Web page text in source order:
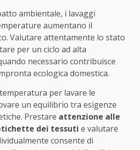
ambientale, i lavaggi
aumentano il
Valutare attentamente lo stato
per un ciclo ad alta
necessario contribuisce
ecologica domestica.
per lavare le
un equilibrio tra esigenze
Prestare attenzione alle
dei tessuti e valutare
consente di